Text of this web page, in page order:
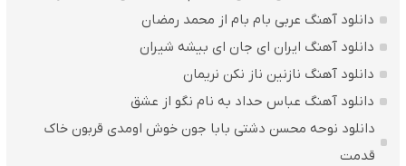
دانلود آهنگ عربی بام بام از محمد رمضان
دانلود آهنگ ایران ای جان ای بیشه شیران
دانلود آهنگ نازنین ناز نکن نریمان
دانلود آهنگ عباس حداد به نام نگو از عشق
دانلود نوحه محسن دشتی بابا جون خوش اومدی قربون خاک
قدمت